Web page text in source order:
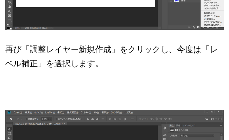
再び「調整レイヤー新規作成」をクリックし、今度は「レ
ベル補正」を選択します。